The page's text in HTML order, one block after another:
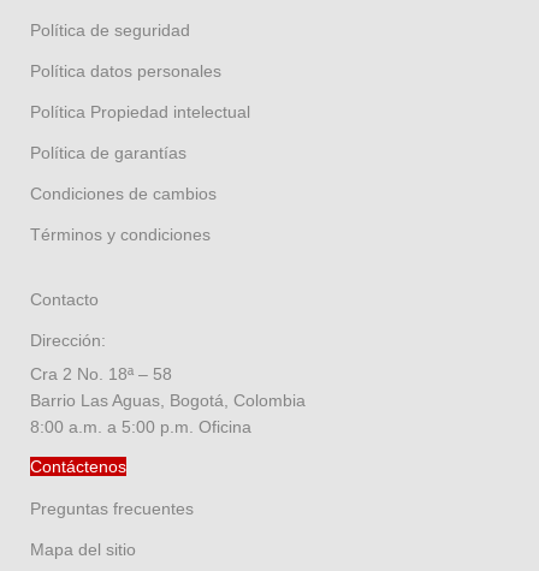
Política de seguridad
Política datos personales
Política Propiedad intelectual
Política de garantías
Condiciones de cambios
Términos y condiciones
Contacto
Dirección:
Cra 2 No. 18ª – 58
Barrio Las Aguas, Bogotá, Colombia
8:00 a.m. a 5:00 p.m. Oficina
Contáctenos
Preguntas frecuentes
Mapa del sitio